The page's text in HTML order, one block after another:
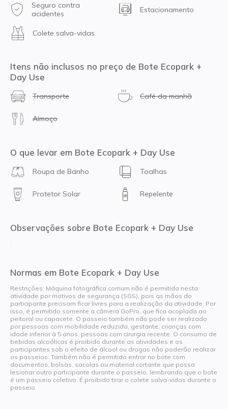
Seguro contra
acidentes
Estacionamento
Colete salva-vidas
Itens não inclusos no preço de Bote Ecopark +
Day Use
Transporte Café da manhã
Almoço
O que levar em Bote Ecopark + Day Use
Roupa de Banho Toalhas
Protetor Solar Repelente
Observações sobre Bote Ecopark + Day Use
.
Normas em Bote Ecopark + Day Use
Restrições: Máquina fotográfica comum não é permitida nesta
atividade por motivos de segurança (SGS), pois as mãos do
participante precisam ficar livres para a realização da atividade. Por
isso, é permitido somente a câmera GoPro, que fica acoplada ao
peitoral ou capacete. O passeio também não pode ser realizado
por pessoas com mobilidade reduzida, gestante, crianças com
idade inferior à 5 anos, pessoas com cirurgia recente. O consumo de
bebidas alcoólicas é proibido durante as atividades e os
participantes sob o efeito de álcool ou drogas não poderão realizar
os passeios. Também não é permitido entrar no bote com
documentos, bolsas, sacolas ou material cortante que possa
lesionar outro participante durante o passeio, lembrando que o bote
é um passeio coletivo. É proibido tirar o colete salva-vidas durante o
passeio.